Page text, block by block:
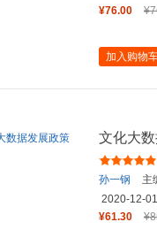
¥76.00
加入购物
文化大
孙一钢
主
2020-12-01
¥61.30